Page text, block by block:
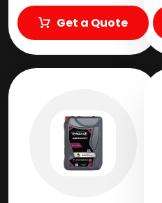
Get a Quote